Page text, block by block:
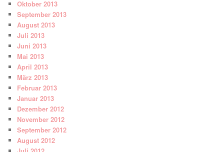
Oktober 2013
September 2013
August 2013
Juli 2013
Juni 2013
Mai 2013
April 2013
März 2013
Februar 2013
Januar 2013
Dezember 2012
November 2012
September 2012
August 2012